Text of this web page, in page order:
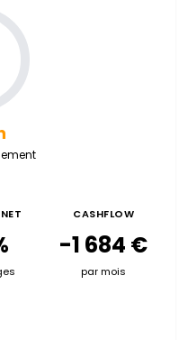
CASHFLOW
-1 684 €
par mois